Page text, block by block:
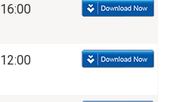
16:00
12:00